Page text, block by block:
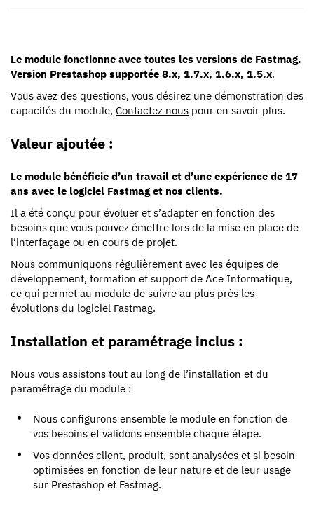
Le module fonctionne avec toutes les versions de Fastmag.
Version Prestashop supportée 8.x, 1.7.x, 1.6.x, 1.5.x.
Vous avez des questions, vous désirez une démonstration des
capacités du module, Contactez nous pour en savoir plus.
Valeur ajoutée :
Le module bénéficie d’un travail et d’une expérience de 17
ans avec le logiciel Fastmag et nos clients.
Il a été conçu pour évoluer et s’adapter en fonction des
besoins que vous pouvez émettre lors de la mise en place de
l’interfaçage ou en cours de projet.
Nous communiquons régulièrement avec les équipes de
développement, formation et support de Ace Informatique,
ce qui permet au module de suivre au plus près les
évolutions du logiciel Fastmag.
Installation et paramétrage inclus :
Nous vous assistons tout au long de l’installation et du
paramétrage du module :
Nous configurons ensemble le module en fonction de
vos besoins et validons ensemble chaque étape.
Vos données client, produit, sont analysées et si besoin
optimisées en fonction de leur nature et de leur usage
sur Prestashop et Fastmag.